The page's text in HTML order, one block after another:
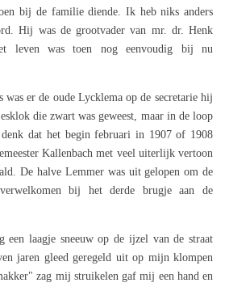
bij de familie diende. Ik heb niks anders
Hij was de grootvader van mr. dr. Henk
leven was toen nog eenvoudig bij nu
was er de oude Lycklema op de secretarie hij
die zwart was geweest, maar in de loop
dat het begin februari in 1907 of 1908
Kallenbach met veel uiterlijk vertoon
De halve Lemmer was uit gelopen om de
bij het derde brugje aan de
een laagje sneeuw op de ijzel van de straat
jaren gleed geregeld uit op mijn klompen
zag mij struikelen gaf mij een hand en